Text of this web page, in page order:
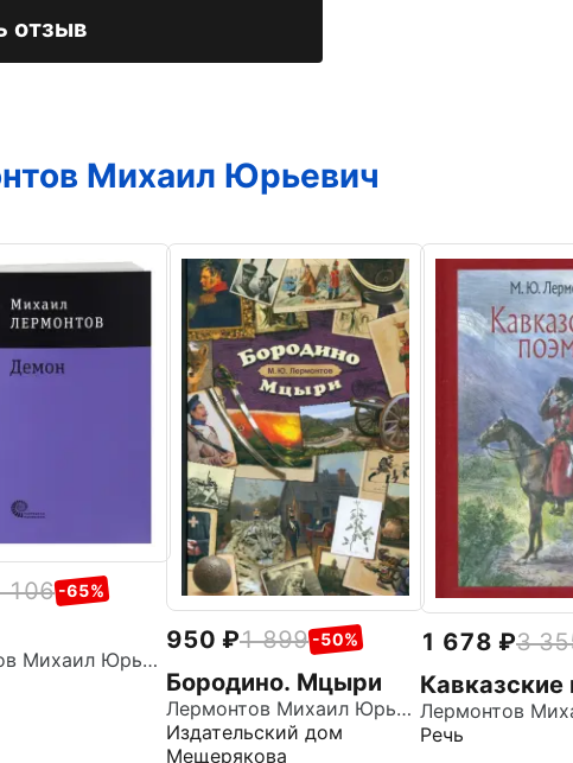
отзыв
Михаил Юрьевич
106 -65%
Лермонтов Михаил Юрьевич
950 1 899 -50%
Бородино. Мцыри
Лермонтов Михаил Юрьевич
Издательский дом
Мещерякова
1 678 3
Речь